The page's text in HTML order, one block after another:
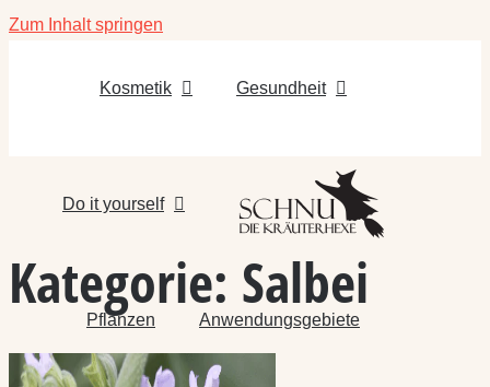
Zum Inhalt springen
Kosmetik Gesundheit
Do it yourself
Pflanzen Anwendungsgebiete
Kategorie: Salbei